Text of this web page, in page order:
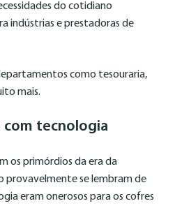
do cotidiano
indústrias e prestadoras de
como tesouraria,
mais.
com tecnologia
os primórdios da era da
se lembram de
eram onerosos para os cofres